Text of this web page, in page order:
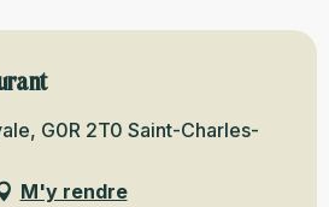
G0R 2T0 Saint-Charles-
M'y rendre